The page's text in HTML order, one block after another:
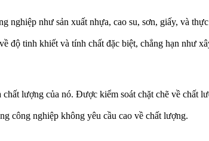
nghiệp như sản xuất nhựa, cao su, sơn, giấy, và
độ tinh khiết và tính chất đặc biệt, chẳng hạn như
lượng của nó. Được kiểm soát chặt chẽ về chất
công nghiệp không yêu cầu cao về chất lượng.